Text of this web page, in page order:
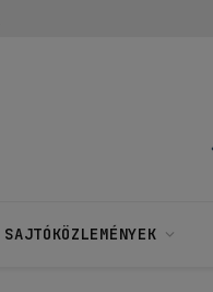
SAJTÓKÖZLEMÉNYEK